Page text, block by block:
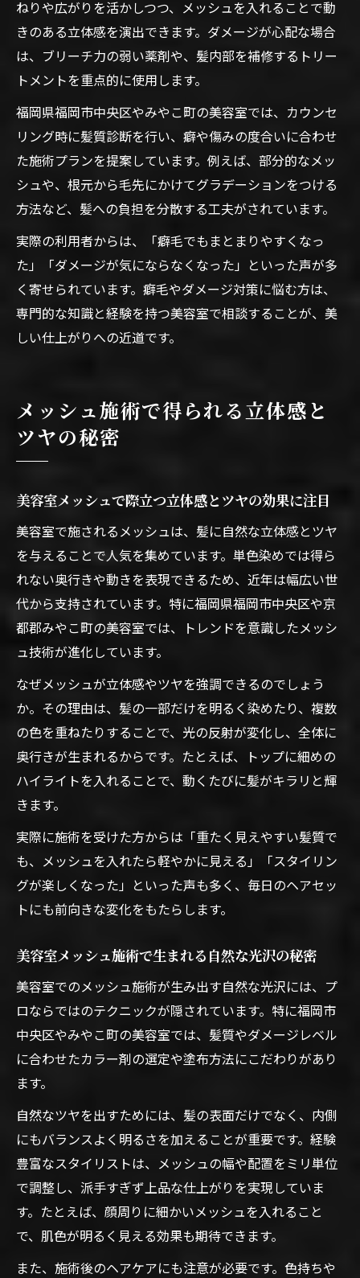
ねりや広がりを活かしつつ、メッシュを入れることで動
きのある立体感を演出できます。ダメージが心配な場合
は、ブリーチ力の弱い薬剤や、髪内部を補修するトリー
トメントを重点的に使用します。
福岡県福岡市中央区やみやこ町の美容室では、カウンセ
リング時に髪質診断を行い、癖や傷みの度合いに合わせ
た施術プランを提案しています。例えば、部分的なメッ
シュや、根元から毛先にかけてグラデーションをつける
方法など、髪への負担を分散する工夫がされています。
実際の利用者からは、「癖毛でもまとまりやすくなっ
た」「ダメージが気にならなくなった」といった声が多
く寄せられています。癖毛やダメージ対策に悩む方は、
専門的な知識と経験を持つ美容室で相談することが、美
しい仕上がりへの近道です。
メッシュ施術で得られる立体感と
ツヤの秘密
美容室メッシュで際立つ立体感とツヤの効果に注目
美容室で施されるメッシュは、髪に自然な立体感とツヤ
を与えることで人気を集めています。単色染めでは得ら
れない奥行きや動きを表現できるため、近年は幅広い世
代から支持されています。特に福岡県福岡市中央区や京
都郡みやこ町の美容室では、トレンドを意識したメッシ
ュ技術が進化しています。
なぜメッシュが立体感やツヤを強調できるのでしょう
か。その理由は、髪の一部だけを明るく染めたり、複数
の色を重ねたりすることで、光の反射が変化し、全体に
奥行きが生まれるからです。たとえば、トップに細めの
ハイライトを入れることで、動くたびに髪がキラリと輝
きます。
実際に施術を受けた方からは「重たく見えやすい髪質で
も、メッシュを入れたら軽やかに見える」「スタイリン
グが楽しくなった」といった声も多く、毎日のヘアセッ
トにも前向きな変化をもたらします。
美容室メッシュ施術で生まれる自然な光沢の秘密
美容室でのメッシュ施術が生み出す自然な光沢には、プ
ロならではのテクニックが隠されています。特に福岡市
中央区やみやこ町の美容室では、髪質やダメージレベル
に合わせたカラー剤の選定や塗布方法にこだわりがあり
ます。
自然なツヤを出すためには、髪の表面だけでなく、内側
にもバランスよく明るさを加えることが重要です。経験
豊富なスタイリストは、メッシュの幅や配置をミリ単位
で調整し、派手すぎず上品な仕上がりを実現していま
す。たとえば、顔周りに細かいメッシュを入れること
で、肌色が明るく見える効果も期待できます。
また、施術後のヘアケアにも注意が必要です。色持ちや